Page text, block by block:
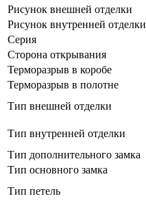
Рисунок внешней отделки
Рисунок внутренней отделки
Серия
Сторона открывания
Терморазрыв в коробе
Терморазрыв в полотне
Тип внешней отделки
Тип внутренней отделки
Тип дополнительного замка
Тип основного замка
Тип петель